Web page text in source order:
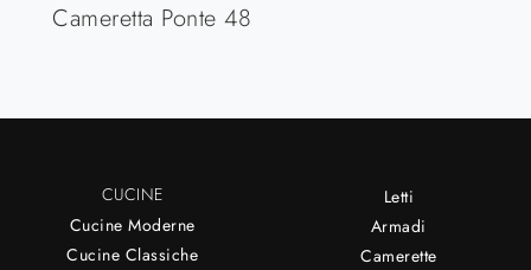
Cameretta Ponte 48
CUCINE
Cucine Moderne
Cucine Classiche
Letti
Armadi
Camerette